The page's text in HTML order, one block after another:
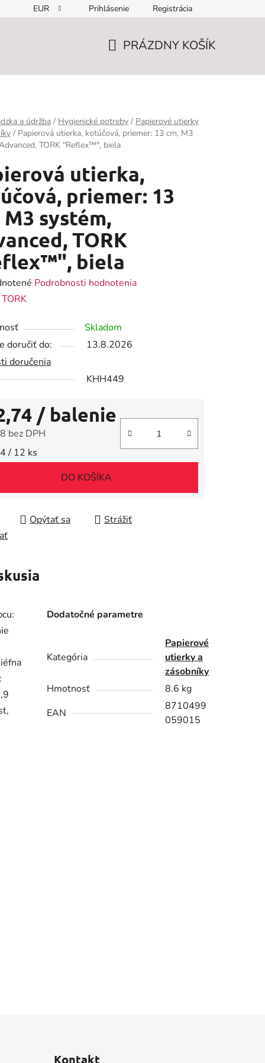
EUR Prihlásenie Registrácia
PRÁZDNY KOŠÍK
a údržba / Hygienické potreby / Papierové utierky
/ Papierová utierka, kotúčová, priemer: 13 cm, M3
TORK "Reflex™", biela
utierka,
priemer: 13
M3 systém,
TORK
biela
Podrobnosti hodnotenia
TORK
Skladom
doručiť do:
13.8.2026
doručenia
KHH449
/ balenie
bez DPH
cena:
/ 12 ks
DO KOŠÍKA
Opýtať sa
Strážiť
Dodatočné parametre
Kategória
Papierové
utierky a
zásobníky
Hmotnosť
8.6 kg
EAN
8710499
059015
Kontakt